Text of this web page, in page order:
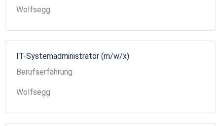
Wolfsegg
IT-Systemadministrator (m/w/x)
Berufserfahrung
Wolfsegg